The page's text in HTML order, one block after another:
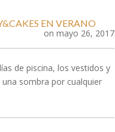
EN VERANO
on mayo 26, 2017
de piscina, los vestidos y
sombra por cualquier